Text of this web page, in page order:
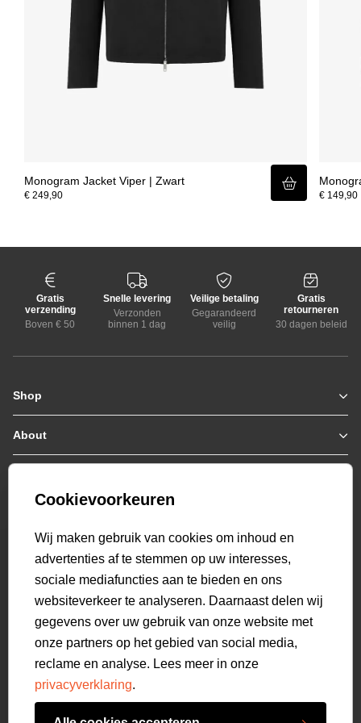
Monogram Jacket Viper | Zwart
€ 249,90 € 149,90
Gratis
verzending
Boven € 50
Snelle levering
Verzonden
binnen 1 dag
Veilige betaling
Gegarandeerd
veilig
Gratis
retourneren
30 dagen beleid
Shop
Zomerjassen
Jassen / Coats
Colberts
Hoodies
Polo's
T-shirts
Overshirts
Overhemden
Sweatpants
Broeken
Short sweatpants
Shorts
Schoenen
About
Who we are
Genti X PSV
Bestellen & Betalen
Retourneren
Veelgestelde vragen
Mijn Account
beoordelingen
Cookievoorkeuren
Wij maken gebruik van cookies om inhoud en
advertenties af te stemmen op uw interesses,
sociale mediafuncties aan te bieden en ons
websiteverkeer te analyseren. Daarnaast delen wij
gegevens over uw gebruik van onze website met
onze partners op het gebied van social media,
reclame en analyse. Lees meer in onze
privacyverklaring.